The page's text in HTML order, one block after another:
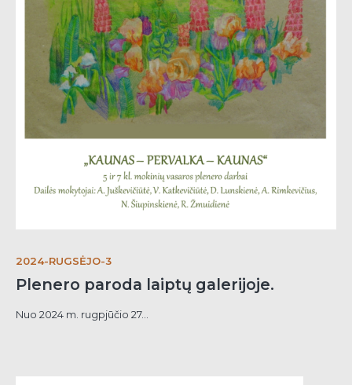
2024-RUGSĖJO-3
Plenero paroda laiptų galerijoje.
Nuo 2024 m. rugpjūčio 27...